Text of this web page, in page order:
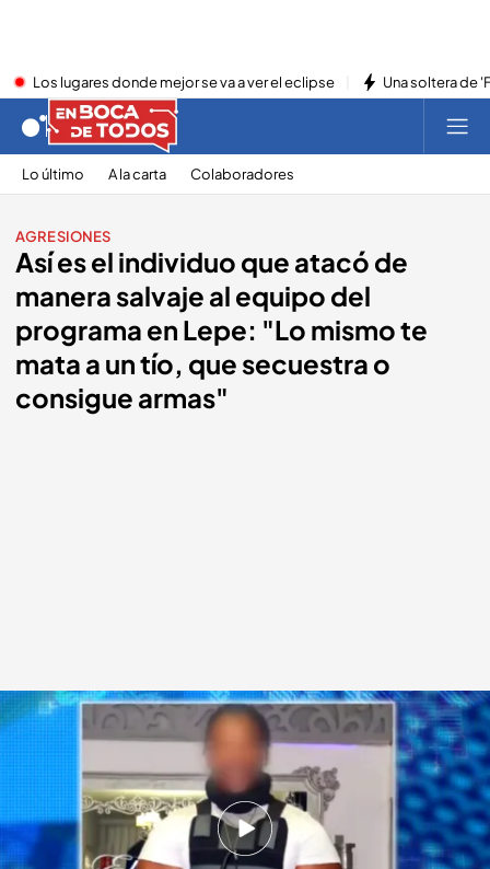
Los lugares donde mejor se va a ver el eclipse Una soltera de
Lo último A la carta Colaboradores
AGRESIONES
Así es el individuo que atacó de
manera salvaje al equipo del
programa en Lepe: "Lo mismo te
mata a un tío, que secuestra o
consigue armas"
Oumar, okupa salvaje.cuatro.com
En boca de todos
24 OCT 2025 - 12:34h.
Juzgado por dos delitos leves de lesiones,